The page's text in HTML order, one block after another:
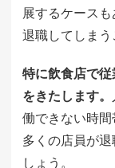
展するケース
退職してしまう
特に飲食店で
をきたします。
働できない時
多くの店員が
しょう。